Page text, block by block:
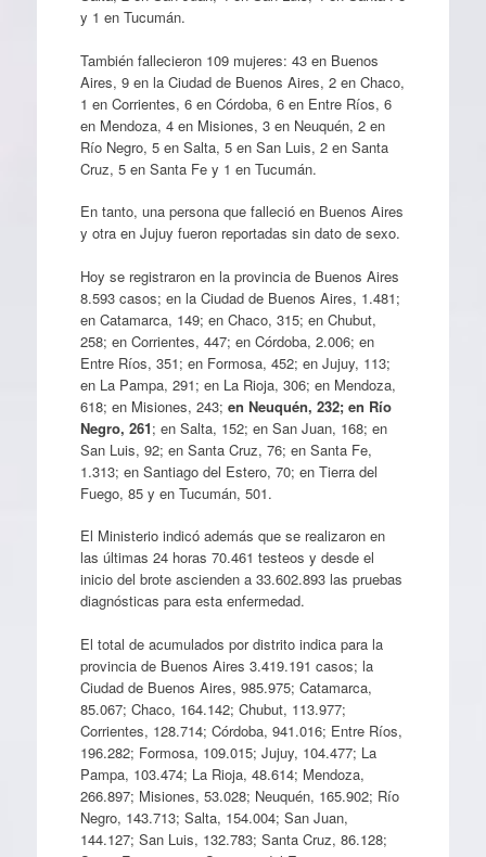
y 1 en Tucumán.
También fallecieron 109 mujeres: 43 en Buenos
Aires, 9 en la Ciudad de Buenos Aires, 2 en Chaco,
1 en Corrientes, 6 en Córdoba, 6 en Entre Ríos, 6
en Mendoza, 4 en Misiones, 3 en Neuquén, 2 en
Río Negro, 5 en Salta, 5 en San Luis, 2 en Santa
Cruz, 5 en Santa Fe y 1 en Tucumán.
En tanto, una persona que falleció en Buenos Aires
y otra en Jujuy fueron reportadas sin dato de sexo.
Hoy se registraron en la provincia de Buenos Aires
8.593 casos; en la Ciudad de Buenos Aires, 1.481;
en Catamarca, 149; en Chaco, 315; en Chubut,
258; en Corrientes, 447; en Córdoba, 2.006; en
Entre Ríos, 351; en Formosa, 452; en Jujuy, 113;
en La Pampa, 291; en La Rioja, 306; en Mendoza,
618; en Misiones, 243; en Neuquén, 232; en Río
Negro, 261; en Salta, 152; en San Juan, 168; en
San Luis, 92; en Santa Cruz, 76; en Santa Fe,
1.313; en Santiago del Estero, 70; en Tierra del
Fuego, 85 y en Tucumán, 501.
El Ministerio indicó además que se realizaron en
las últimas 24 horas 70.461 testeos y desde el
inicio del brote ascienden a 33.602.893 las pruebas
diagnósticas para esta enfermedad.
El total de acumulados por distrito indica para la
provincia de Buenos Aires 3.419.191 casos; la
Ciudad de Buenos Aires, 985.975; Catamarca,
85.067; Chaco, 164.142; Chubut, 113.977;
Corrientes, 128.714; Córdoba, 941.016; Entre Ríos,
196.282; Formosa, 109.015; Jujuy, 104.477; La
Pampa, 103.474; La Rioja, 48.614; Mendoza,
266.897; Misiones, 53.028; Neuquén, 165.902; Río
Negro, 143.713; Salta, 154.004; San Juan,
144.127; San Luis, 132.783; Santa Cruz, 86.128;